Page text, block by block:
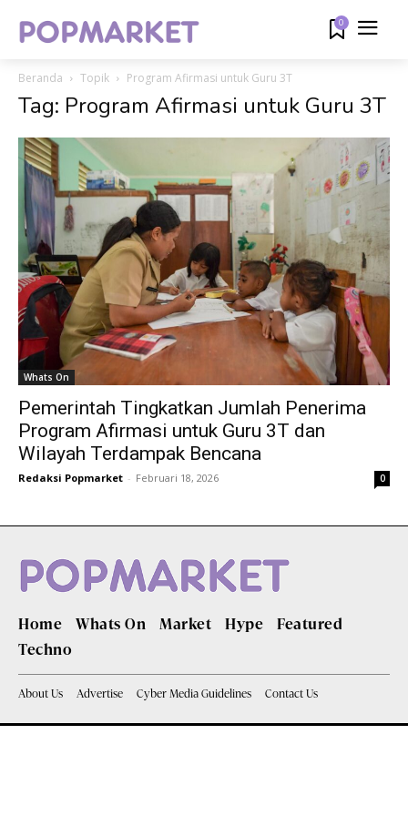
0
Beranda Topik Program Afirmasi untuk Guru 3T
Tag: Program Afirmasi untuk Guru 3T
Whats On
Pemerintah Tingkatkan Jumlah Penerima
Program Afirmasi untuk Guru 3T dan
Wilayah Terdampak Bencana
Redaksi Popmarket - Februari 18, 2026 0
Home Whats On Market Hype
Featured
Techno
About Us Advertise Cyber Media Guidelines Contact Us